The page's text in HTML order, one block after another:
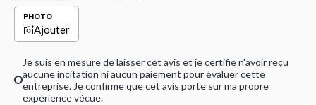
PHOTO
Ajouter
Je suis en mesure de laisser cet avis et je certifie n'avoir reçu
aucune incitation ni aucun paiement pour évaluer cette
entreprise. Je confirme que cet avis porte sur ma propre
expérience vécue.